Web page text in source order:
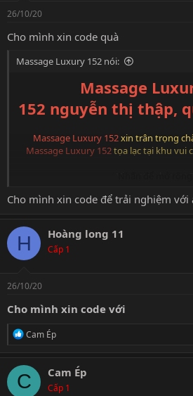
26/10/20
Cho mình xin code quà
Massage Luxury 152 nói:
Massage
152 nguyễn thị thập,
Massage Luxury 152xin trân trọng
Massage Luxury 152tọa lạc tại khu vui
View attachment
View attachment 77
152 nguyễn thị thập,
Cho mình xin code để trải nghiệm với
H Hoàng long 11
Cấp 1
26/10/20
Cho mình xin code với
R
c
t
i
Cam Ép
C Cam Ép
Cấp 1